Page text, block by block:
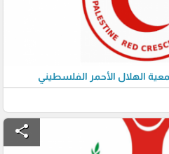
الهلال الأحمر الفلسطيني
share